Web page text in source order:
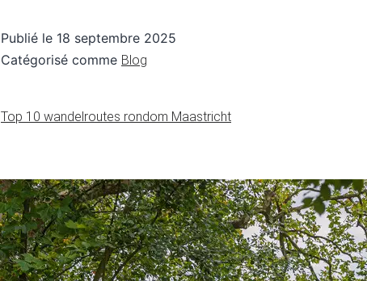
Publié le 18 septembre 2025
Catégorisé comme Blog
Top 10 wandelroutes rondom Maastricht